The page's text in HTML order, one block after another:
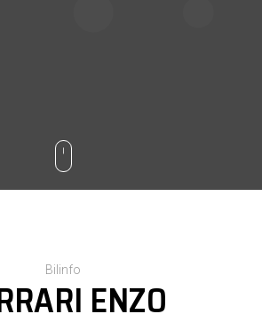
Bilinfo
ENZO